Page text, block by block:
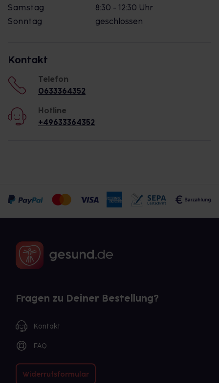
Samstag
8:30 - 12:30 Uhr
Sonntag
geschlossen
Kontakt
Telefon
0633364352
Hotline
+49633364352
Fragen zu Deiner Bestellung?
Kontakt
FAQ
Widerrufsformular